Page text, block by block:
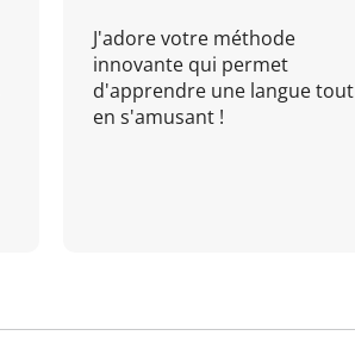
J'adore votre méthode
innovante qui permet
d'apprendre une langue tout
en s'amusant !